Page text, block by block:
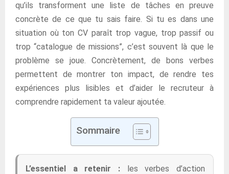
qu’ils transforment une liste de tâches en preuve
concrète de ce que tu sais faire. Si tu es dans une
situation où ton CV paraît trop vague, trop passif ou
trop “catalogue de missions”, c’est souvent là que le
problème se joue. Concrètement, de bons verbes
permettent de montrer ton impact, de rendre tes
expériences plus lisibles et d’aider le recruteur à
comprendre rapidement ta valeur ajoutée.
Sommaire
L’essentiel a retenir : les verbes d’action